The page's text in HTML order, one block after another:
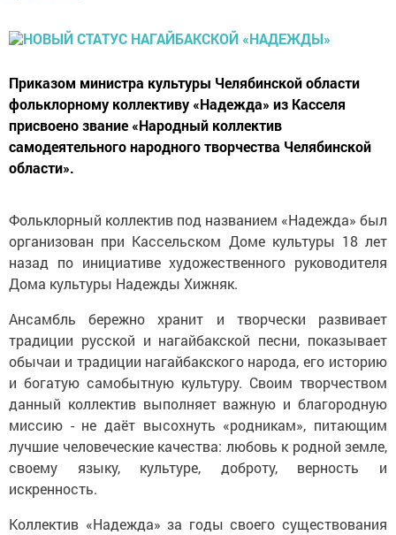
Приказом министра культуры Челябинской области
фольклорному коллективу «Надежда» из Касселя
присвоено звание «Народный коллектив
самодеятельного народного творчества Челябинской
области».
Фольклорный коллектив под названием «Надежда» был
организован при Кассельском Доме культуры 18 лет
назад по инициативе художественного руководителя
Дома культуры Надежды Хижняк.
Ансамбль бережно хранит и творчески развивает
традиции русской и нагайбакской песни, показывает
обычаи и традиции нагайбакского народа, его историю
и богатую самобытную культуру. Своим творчеством
данный коллектив выполняет важную и благородную
миссию - не даёт высохнуть «родникам», питающим
лучшие человеческие качества: любовь к родной земле,
своему языку, культуре, доброту, верность и
искренность.
Коллектив «Надежда» за годы своего существования